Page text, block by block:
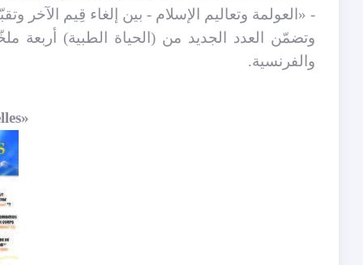
- «العولمة وتعاليم الإسلام - بين إلغاء قِيم الآخر
وتضمّن العدد الجديد من (الحياة الطبية) أربعة
والفرنسية.
«